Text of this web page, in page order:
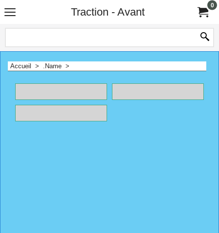
Traction - Avant
0
Accueil > .Name >